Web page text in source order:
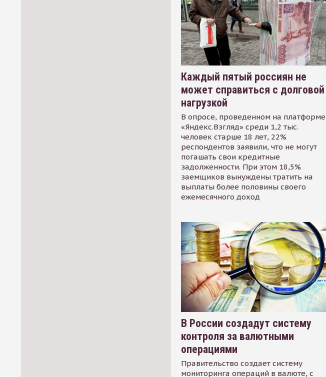
Каждый пятый россиян не
может справиться с долговой
нагрузкой
В опросе, проведенном на платформе
«Яндекс.Взгляд» среди 1,2 тыс.
человек старше 18 лет, 22%
респондентов заявили, что не могут
погашать свои кредитные
задолженности. При этом 18,5%
заемщиков вынуждены тратить на
выплаты более половины своего
ежемесячного доход
В России создадут систему
контроля за валютными
операциями
Правительство создает систему
мониторинга операций в валюте, с